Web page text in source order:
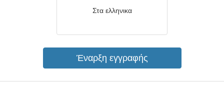
Στα ελληνικα
Έναρξη εγγραφής